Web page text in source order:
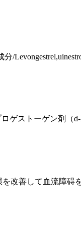
/
ゲストーゲン剤（d-
改善して血流障碍